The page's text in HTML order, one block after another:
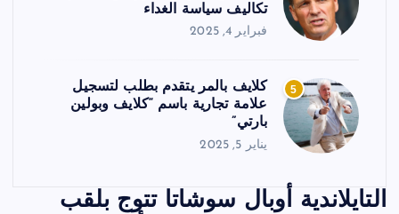
تكاليف سياسة الغداء
فبراير 4, 2025
5
كلايف بالمر يتقدم بطلب لتسجيل
علامة تجارية باسم “كلايف وبولين
بارتي”
يناير 5, 2025
التايلاندية أوبال سوشاتا تتوج بلقب